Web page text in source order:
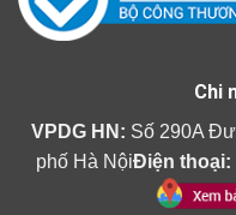
Chi
VPDG HN: Số 290A
phố Hà NộiĐiện thoại: